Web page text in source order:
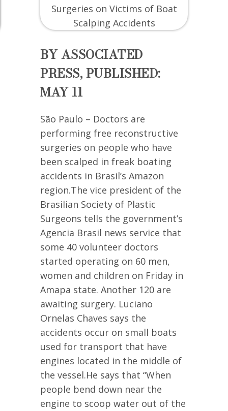
BY ASSOCIATED
PRESS, PUBLISHED:
MAY 11
São Paulo – Doctors are
performing free reconstructive
surgeries on people who have
been scalped in freak boating
accidents in Brasil’s Amazon
region.The vice president of the
Brasilian Society of Plastic
Surgeons tells the government’s
Agencia Brasil news service that
some 40 volunteer doctors
started operating on 60 men,
women and children on Friday in
Amapa state. Another 120 are
awaiting surgery. Luciano
Ornelas Chaves says the
accidents occur on small boats
used for transport that have
engines located in the middle of
the vessel.He says that “When
people bend down near the
engine to scoop water out of the